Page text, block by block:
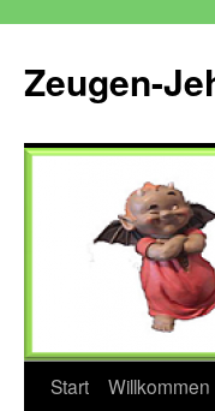
springen
Zeugen-
Start Willkommen